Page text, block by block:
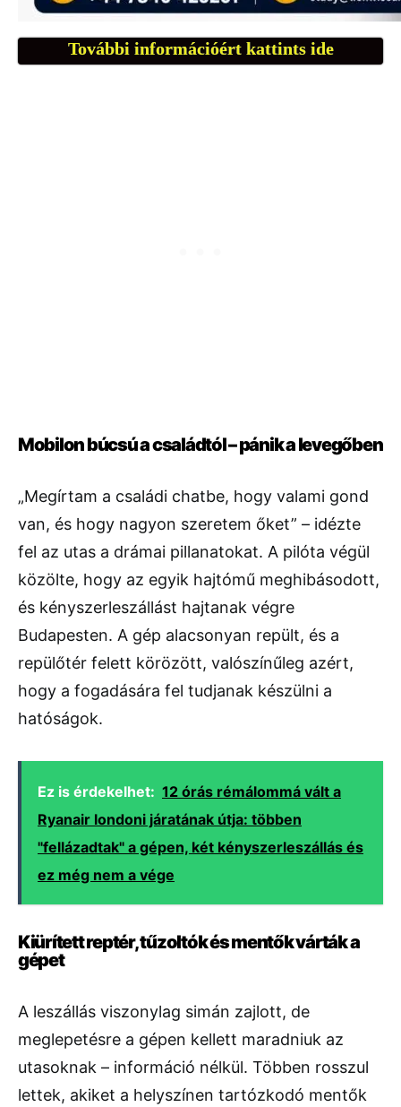
További információért kattints ide
Mobilon búcsú a családtól – pánik a levegőben
„Megírtam a családi chatbe, hogy valami gond
van, és hogy nagyon szeretem őket” – idézte
fel az utas a drámai pillanatokat. A pilóta végül
közölte, hogy az egyik hajtómű meghibásodott,
és kényszerleszállást hajtanak végre
Budapesten. A gép alacsonyan repült, és a
repülőtér felett körözött, valószínűleg azért,
hogy a fogadására fel tudjanak készülni a
hatóságok.
Ez is érdekelhet: 12 órás rémálommá vált a
Ryanair londoni járatának útja: többen
"fellázadtak" a gépen, két kényszerleszállás és
ez még nem a vége
Kiürített reptér, tűzoltók és mentők várták a
gépet
A leszállás viszonylag simán zajlott, de
meglepetésre a gépen kellett maradniuk az
utasoknak – információ nélkül. Többen rosszul
lettek, akiket a helyszínen tartózkodó mentők